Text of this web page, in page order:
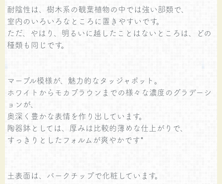
耐陰性は、樹木系の観葉植物の中では強い部類で、
室内のいろいろなところに置きやすいです。
ただ、やはり、明るいに越したことはないところは、どの
種類も同じです。
マーブル模様が、魅力的なタッジャポット。
ホワイトからモカブラウンまでの様々な濃度のグラデーシ
ョンが、
奥深く豊かな表情を作り出しています。
陶器鉢としては、厚みは比較的薄めな仕上がりで、
すっきりとしたフォルムが爽やかです*
土表面は、バークチップで化粧しています。